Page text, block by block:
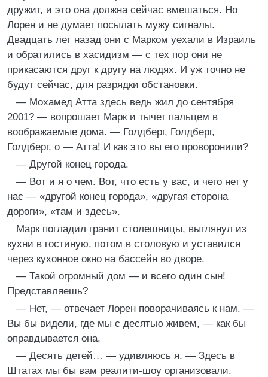
дружит, и это она должна сейчас вмешаться. Но
Лорен и не думает посылать мужу сигналы.
Двадцать лет назад они с Марком уехали в Израиль
и обратились в хасидизм — с тех пор они не
прикасаются друг к другу на людях. И уж точно не
будут сейчас, для разрядки обстановки.
— Мохамед Атта здесь ведь жил до сентября
2001? — вопрошает Марк и тычет пальцем в
воображаемые дома. — Голдберг, Голдберг,
Голдберг, о — Атта! И как это вы его проворонили?
— Другой конец города.
— Вот и я о чем. Вот, что есть у вас, и чего нет у
нас — «другой конец города», «другая сторона
дороги», «там и здесь».
Марк погладил гранит столешницы, выглянул из
кухни в гостиную, потом в столовую и уставился
через кухонное окно на бассейн во дворе.
— Такой огромный дом — и всего один сын!
Представляешь?
— Нет, — отвечает Лорен поворачиваясь к нам. —
Вы бы видели, где мы с десятью живем, — как бы
оправдывается она.
— Десять детей… — удивляюсь я. — Здесь в
Штатах мы бы вам реалити-шоу организовали.